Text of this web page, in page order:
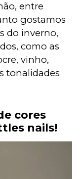
entre
gostamos
do inverno,
como as
vinho,
tonalidades
cores
nails!